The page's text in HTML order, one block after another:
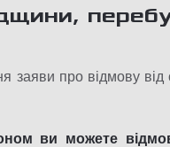
заяви про відмову
ви можете